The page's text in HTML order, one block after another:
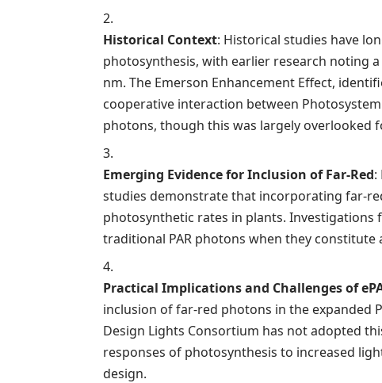
Historical Context: Historical studies have
photosynthesis, with earlier research noting
nm. The Emerson Enhancement Effect,
cooperative interaction between
photons, though this was largely overlooked
Emerging Evidence for Inclusion of Far-Red:
studies demonstrate that incorporating far-
photosynthetic rates in plants. Investigations
traditional PAR photons when they
Practical Implications and Challenges of
inclusion of far-red photons in the expanded
Design Lights Consortium has not adopted
responses of photosynthesis to increased
design.